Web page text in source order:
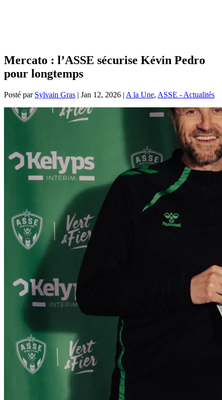
Mercato : l’ASSE sécurise Kévin Pedro
pour longtemps
Posté par Sylvain Gras | Jan 12, 2026 | A la Une, ASSE - Actualités